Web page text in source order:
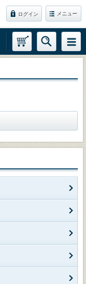
ログイン メニュー